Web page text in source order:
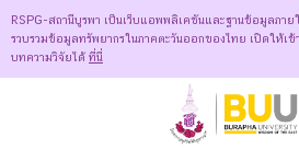
RSPG-สถานีบูรพา เป็นเว็บแอพพลิเคชันและฐานข้อมูลภา
รวบรวมข้อมูลทรัพยากรในภาคตะวันออกของไทย เปิดให้เข้
บทความวิจัยได้ ที่นี่